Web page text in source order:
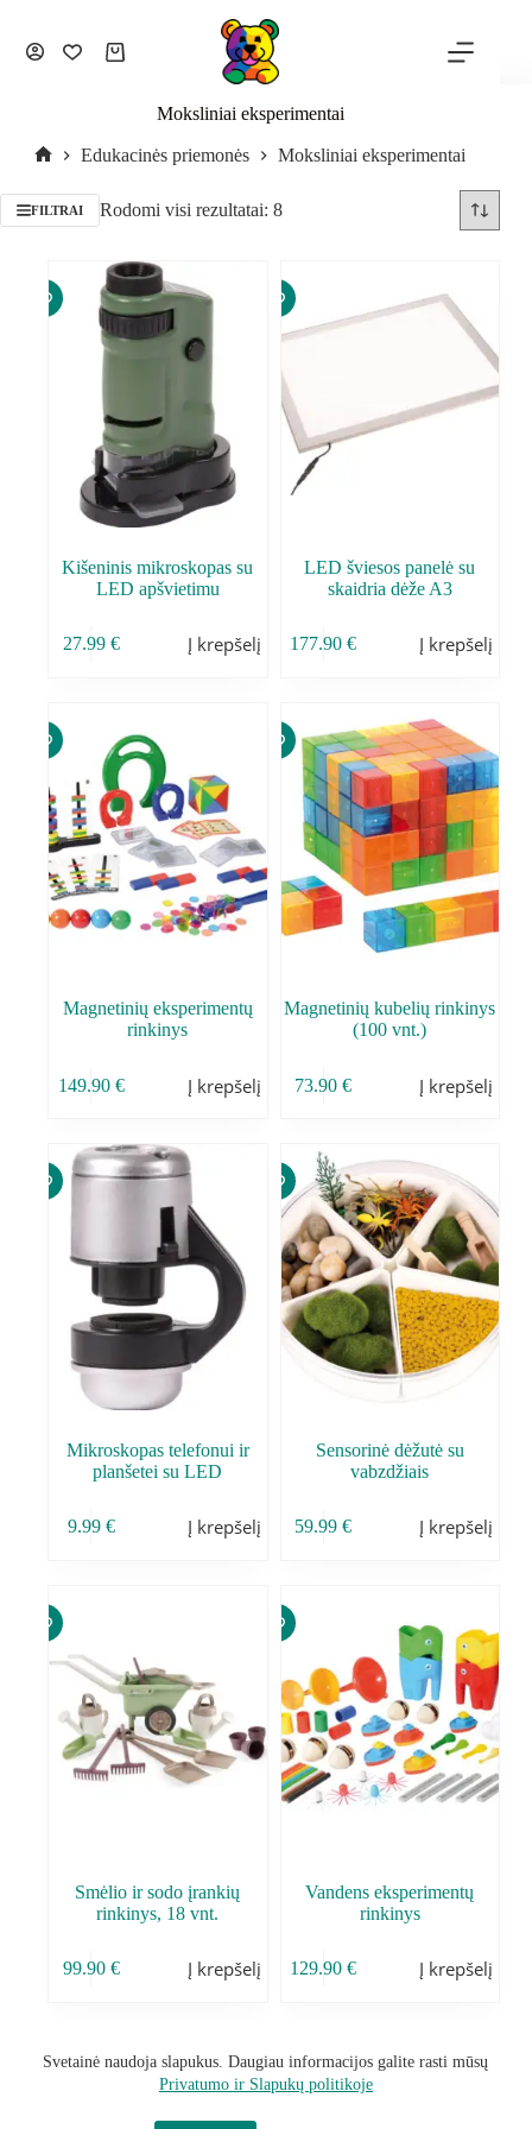
Svetainė naudoja slapukus. Daugiau informacijos galite rasti mūsų
Privatumo ir Slapukų politikoje
Moksliniai eksperimentai
Edukacinės priemonės Moksliniai eksperimentai
FILTRAI Rodomi visi rezultatai: 8
Kišeninis mikroskopas su
LED apšvietimu
27.99 € Į krepšelį
LED šviesos panelė su
skaidria dėže A3
177.90€ Į krepšelį
Magnetinių eksperimentų
rinkinys
149.90 € Į krepšelį
Magnetinių kubelių rinkinys
(100 vnt.)
73.90€ Į krepšelį
Mikroskopas telefonui ir
planšetei su LED
9.99 € Į krepšelį
Sensorinė dėžutė su
vabzdžiais
59.99€ Į krepšelį
Smėlio ir sodo įrankių
rinkinys, 18 vnt.
99.90 € Į krepšelį
Vandens eksperimentų
rinkinys
129.90€ Į krepšelį
Sąlygos ir taisyklės
Privatumo Politika